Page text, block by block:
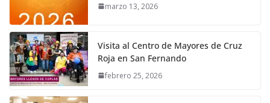
marzo 13, 2026
Visita al Centro de Mayores de Cruz
Roja en San Fernando
febrero 25, 2026